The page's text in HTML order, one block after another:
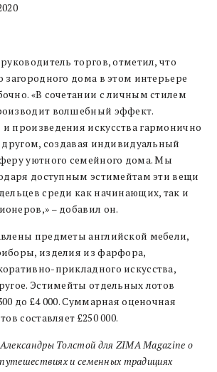
торгов, отметил, что
загородного дома в этом интерьере
«В сочетании с личным стилем
волшебный эффект.
произведения искусства гармонично
другом, создавая индивидуальный
уютного семейного дома. Мы
доступным эстимейтам эти вещи
среди как начинающих, так и
– добавил он.
предметы английской мебели,
изделия из фарфора,
прикладного искусства,
Эстимейты отдельных лотов
до £4 000. Суммарная оценочная
составляет £250 000.
Толстой для ZIMA Magazine о
и семенных традициях